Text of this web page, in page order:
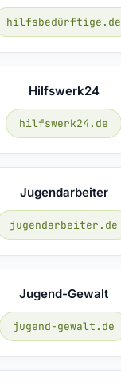
hilfsbedürftige.de
Hilfswerk24
hilfswerk24.de
Jugendarbeiter
jugendarbeiter.de
Jugend-Gewalt
jugend-gewalt.de